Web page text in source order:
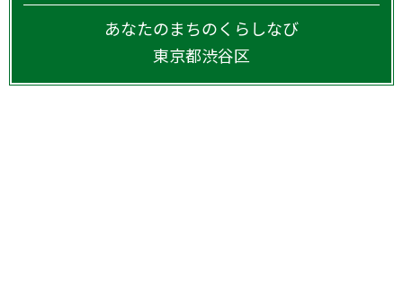
あなたのまちのくらしなび
東京都渋谷区